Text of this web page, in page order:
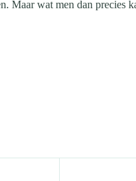
wat men dan precies